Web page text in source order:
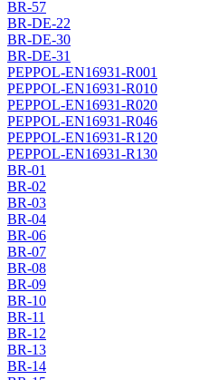
BR-57
BR-DE-22
BR-DE-30
BR-DE-31
PEPPOL-EN16931-R001
PEPPOL-EN16931-R010
PEPPOL-EN16931-R020
PEPPOL-EN16931-R046
PEPPOL-EN16931-R120
PEPPOL-EN16931-R130
BR-01
BR-02
BR-03
BR-04
BR-06
BR-07
BR-08
BR-09
BR-10
BR-11
BR-12
BR-13
BR-14